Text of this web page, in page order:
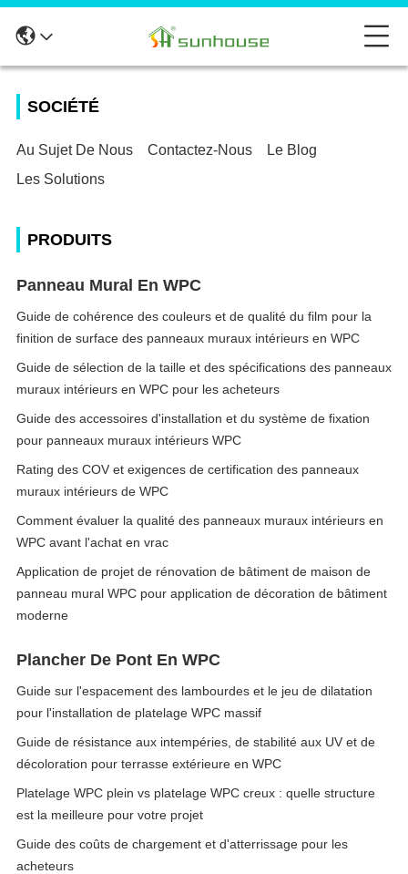
SOCIÉTÉ
Au Sujet De Nous Contactez-Nous
Le Blog
Les Solutions
PRODUITS
Panneau Mural En WPC
Guide de cohérence des couleurs et de qualité du film pour la
finition de surface des panneaux muraux intérieurs en WPC
Guide de sélection de la taille et des spécifications des panneaux
muraux intérieurs en WPC pour les acheteurs
Guide des accessoires d'installation et du système de fixation
pour panneaux muraux intérieurs WPC
Rating des COV et exigences de certification des panneaux
muraux intérieurs de WPC
Comment évaluer la qualité des panneaux muraux intérieurs en
WPC avant l'achat en vrac
Application de projet de rénovation de bâtiment de maison de
panneau mural WPC pour application de décoration de bâtiment
moderne
Plancher De Pont En WPC
Guide sur l'espacement des lambourdes et le jeu de dilatation
pour l'installation de platelage WPC massif
Guide de résistance aux intempéries, de stabilité aux UV et de
décoloration pour terrasse extérieure en WPC
Platelage WPC plein vs platelage WPC creux : quelle structure
est la meilleure pour votre projet
Guide des coûts de chargement et d'atterrissage pour les
acheteurs